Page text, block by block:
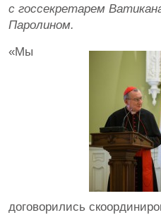
с госсекретарем
Паролином.
«Мы
договорились